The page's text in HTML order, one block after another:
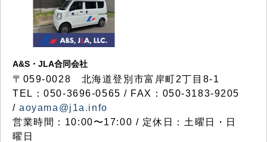
A&S・JLA合同会社
〒 059-0028 北海道登別市富岸町2丁目 8-1
TEL：050-3696-0565 / FAX：050-3183-9205
/aoyama@j1a.info
営業時間：10:00〜17:00 / 定休日：土曜日・日
曜日